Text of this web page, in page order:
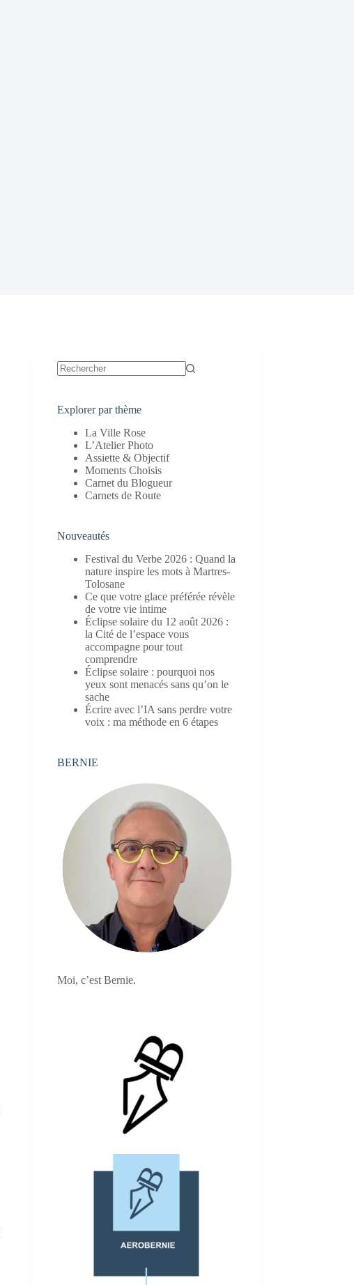
Explorer par thème
La Ville Rose
L’Atelier Photo
Assiette & Objectif
Moments Choisis
Carnet du Blogueur
Carnets de Route
Nouveautés
Festival du Verbe 2026 : Quand la
nature inspire les mots à Martres-
Tolosane
Ce que votre glace préférée révèle
de votre vie intime
Éclipse solaire du 12 août 2026 :
la Cité de l’espace vous
accompagne pour tout
comprendre
Éclipse solaire : pourquoi nos
yeux sont menacés sans qu’on le
sache
Écrire avec l’IA sans perdre votre
voix : ma méthode en 6 étapes
BERNIE
Moi, c’est Bernie.